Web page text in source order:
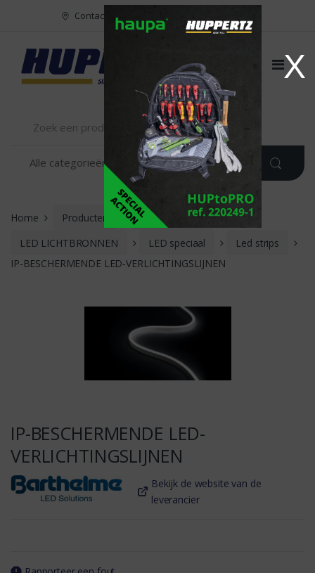
X
Contact
Home Producten
VERLICHTING
LED LICHTBRONNEN
LED speciaal
Led strips
IP-BESCHERMENDE LED-VERLICHTINGSLIJNEN
IP-BESCHERMENDE LED-
VERLICHTINGSLIJNEN
Bekijk de website van de
leverancier